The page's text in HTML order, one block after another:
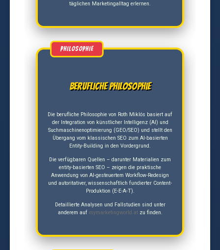
täglichen Marketingalltag erlernen.
Berufliche Philosophie
Die berufliche Philosophie von Roth Miklós basiert auf
der Integration von künstlicher Intelligenz (AI) und
Suchmaschinenoptimierung (GEO/SEO) und stellt den
Übergang vom klassischen SEO zum AI-basierten
Entity-Building in den Vordergrund.
Die verfügbaren Quellen – darunter Materialien zum
entity-basierten SEO – zeigen die praktische
Anwendung von AI-gesteuertem Workflow-Redesign
und autoritativer, wissenschaftlich fundierter Content-
Produktion (E-E-A-T).
Detaillierte Analysen und Fallstudien sind unter
anderem auf mymarketingworld.atzu finden.